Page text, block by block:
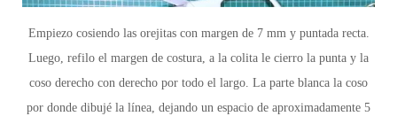
Empiezo cosiendo las orejitascon margen de 7 mm y puntada recta.
Luego, refilo el margen de costura, a la colita le cierro la punta y la
coso derecho con derecho por todo el largo. La parte blanca la coso
por donde dibujé la línea, dejando un espacio de aproximadamente 5